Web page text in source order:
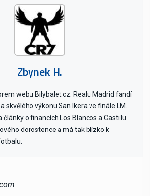
Zbynek H.
webu Bilybalet.cz. Realu Madrid fandí
skvělého výkonu San Ikera ve finále LM.
články o financích Los Blancos a Castillu.
dorostence a má tak blízko k